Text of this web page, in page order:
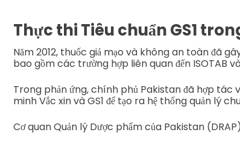
Thực thi Tiêu chuẩn GS1
Năm 2012, thuốc giả mạo và không an toàn đã
bao gồm các trường hợp liên quan đến ISOTAB
Trong phản ứng, chính phủ Pakistan đã hợp tác
minh Vắc xin và GS1 để tạo ra hệ thống quản lý
Cơ quan Quản lý Dược phẩm của Pakistan